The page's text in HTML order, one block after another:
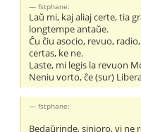
fstphane:
Laŭ mi, kaj aliaj certe, tia
longtempe antaŭe.
Ĉu ĉiu asocio, revuo,
certas, ke ne.
Laste, mi legis la revuon
Neniu vorto, ĉe (sur)
fstphane:
Bedaŭrinde, sinjoro, vi ne